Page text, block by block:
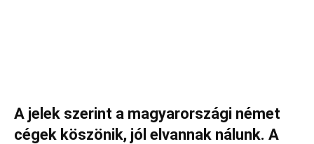
A jelek szerint a magyarországi német
cégek köszönik, jól elvannak nálunk. A